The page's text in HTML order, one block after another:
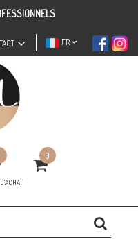
FR
0